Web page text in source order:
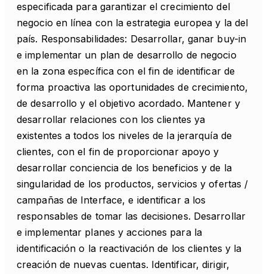
especificada para garantizar el crecimiento del
negocio en línea con la estrategia europea y la del
país. Responsabilidades: Desarrollar, ganar buy-in
e implementar un plan de desarrollo de negocio
en la zona específica con el fin de identificar de
forma proactiva las oportunidades de crecimiento,
de desarrollo y el objetivo acordado. Mantener y
desarrollar relaciones con los clientes ya
existentes a todos los niveles de la jerarquía de
clientes, con el fin de proporcionar apoyo y
desarrollar conciencia de los beneficios y de la
singularidad de los productos, servicios y ofertas /
campañas de Interface, e identificar a los
responsables de tomar las decisiones. Desarrollar
e implementar planes y acciones para la
identificación o la reactivación de los clientes y la
creación de nuevas cuentas. Identificar, dirigir,